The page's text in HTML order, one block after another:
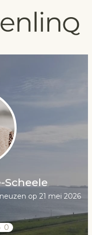
Scheele
op 21 mei 2026
0